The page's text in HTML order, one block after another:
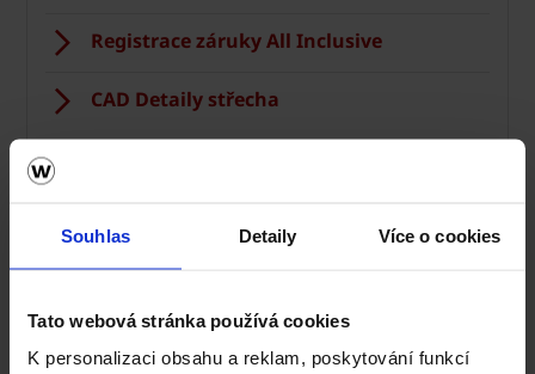
Souhlas Detaily Více o cookies
Tato webová stránka používá cookies
K personalizaci obsahu a reklam, poskytování funkcí
Registrace záruky All Inclusive
CAD Detaily střecha